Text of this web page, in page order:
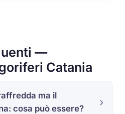
—
Catania
ma il
cosa può essere?